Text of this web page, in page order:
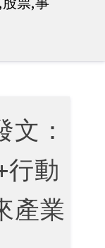
：
行動
產業